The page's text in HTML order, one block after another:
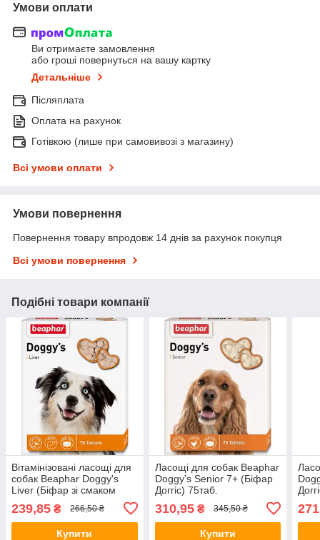
Умови оплати
Ви отримаєте замовлення
або гроші повернуться на вашу картку
Детальніше
Післяплата
Оплата на рахунок
Готівкою (лише при самовивозі з магазину)
Всі умови оплати
Умови повернення
Повернення товару впродовж 14 днів за рахунок покупця
Всі умови повернення
Подібні товари компанії
Вітамінізовані ласощі для
собак Beaphar Doggy's
Liver (Біфар зі смаком
239,85 ₴ 266,50 ₴
Купити
Ласощі для собак Beaphar
Doggy's Senior 7+ (Біфар
Доггіс) 75таб.
310,95₴ 345,50 ₴
Купити